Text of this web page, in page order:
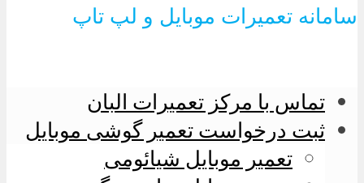
سامانه تعمیرات موبایل و لپ تاپ
تماس با مرکز تعمیرات البان
ثبت درخواست تعمیر گوشی موبایل
تعمیر موبایل شیائومی